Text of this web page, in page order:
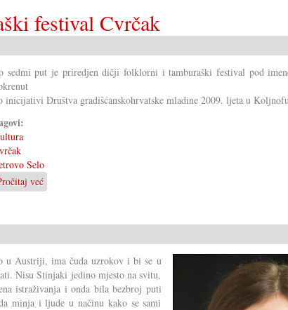
festival Cvrčak
sedmi put je priredjen dičji folklorni i tamburaški festival pod
inicijativi Društva gradišćanskohrvatske mladine 2009. ljeta u
Selo
već
Dičji
i
Cvrčak
u Austriji, ima čuda uzrokov i bi se u
Nisu Stinjaki jedino mjesto na svitu,
istraživanja i onda bila bezbroj puti
minja i ljude u načinu kako se sami